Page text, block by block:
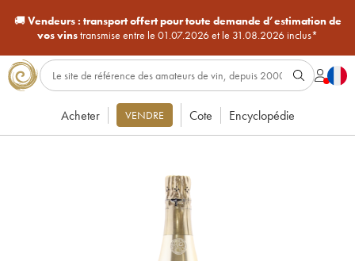
🚚Vendeurs : transport offert pour toute demande d’estimation de
vos vinstransmise entre le 01.07.2026 et le 31.08.2026 inclus*
Acheter VENDRE Cote Encyclopédie